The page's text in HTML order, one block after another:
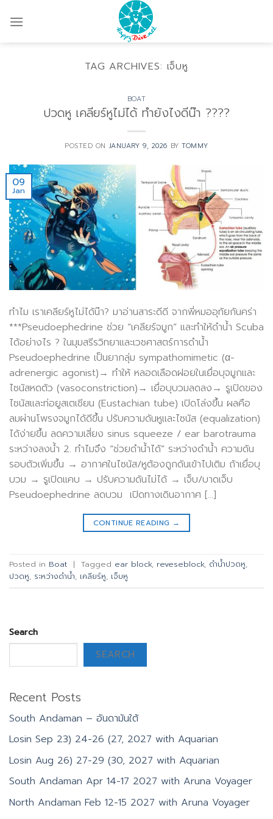
TAG ARCHIVES: เจ็บหู
BOAT
ปวดหู เคลียร์หูไม่ได้ ทำยังไงดีน๊า ????
POSTED ON JANUARY 9, 2026 BYTOMMY
09
Jan
ทำไม เราเคลียร์หูไม่ได้น๊า? มาอ่านสาระดีดี จากพี่หมออุทัยกันคร่า
***Pseudoephedrine ช่วย “เคลียร์จมูก” และทำให้ดำน้ำ Scuba
ได้อย่างไร ? ในมุมสรีรวิทยาและเวชศาสตร์การดำน้ำ
Pseudoephedrine เป็นยากลุ่ม sympathomimetic (α-
adrenergic agonist)→ ทำให้ หลอดเลือดฝอยในเยื่อบุจมูกและ
ไซนัสหดตัว (vasoconstriction)→ เยื่อบุบวมลดลง→ รูเปิดของ
ไซนัสและท่อยูสเตเชียน (Eustachian tube) เปิดโล่งขึ้น ผลคือ
ลมผ่านโพรงจมูกได้ดีขึ้น ปรับความดันหูและไซนัส (equalization)
ได้ง่ายขึ้น ลดความเสี่ยง sinus squeeze / ear barotrauma
ระหว่างลงน้ำ 2. ทำไมจึง “ช่วยดำน้ำได้” ระหว่างดำน้ำ ความดัน
รอบตัวเพิ่มขึ้น → อากาศในไซนัส/หูต้องถูกดันเข้าไปเติม ถ้าเยื่อบุ
บวม → รูเปิดแคบ → ปรับความดันไม่ได้ → เจ็บ/บาดเจ็บ
Pseudoephedrine ลดบวม เปิดทางเดินอากาศ […]
CONTINUE READING →
Posted in Boat | Tagged ear block, reveseblock, ดำน้ำปวดหู,
ปวดหู, ระหว่างดำน้ำ, เคลียร์หู, เจ็บหู
Search
SEARCH
Recent Posts
South Andaman – อันดามันใต้
Losin Sep 23) 24-26 (27, 2027 with Aquarian
Losin Aug 26) 27-29 (30, 2027 with Aquarian
South Andaman Apr 14-17 2027 with Aruna Voyager
North Andaman Feb 12-15 2027 with Aruna Voyager